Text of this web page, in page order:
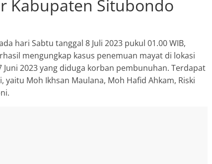
Kabupaten Situbondo
hari Sabtu tanggal 8 Juli 2023 pukul 01.00 WIB,
mengungkap kasus penemuan mayat di lokasi
2023 yang diduga korban pembunuhan. Terdapat
Moh Ikhsan Maulana, Moh Hafid Ahkam, Riski